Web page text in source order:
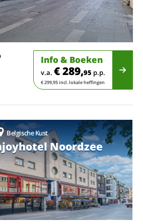
Info & Boeken
v.a. € 289,95 p.p.
€ 299,95 incl. lokale heffingen
Belgische Kust
Noordzee